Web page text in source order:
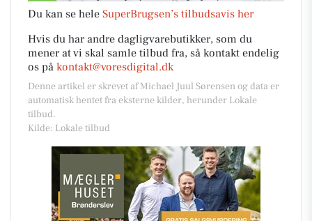
Du kan se hele SuperBrugsen’s tilbudsavis her
Hvis du har andre dagligvarebutikker, som du
mener at vi skal samle tilbud fra, så kontakt endelig
os på kontakt@voresdigital.dk
Denne artikel er skrevet af Michael Juul Sørensen og data er
automatisk hentet fra eksterne kilder, herunder Lokale
tilbud.
Kilde: Lokale tilbud